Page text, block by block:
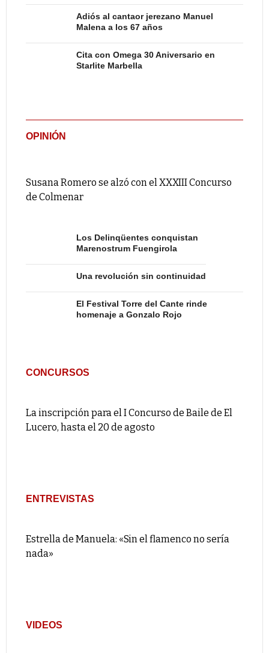
Adiós al cantaor jerezano Manuel
Malena a los 67 años
Cita con Omega 30 Aniversario en
Starlite Marbella
OPINIÓN
Susana Romero se alzó con el XXXIII Concurso
de Colmenar
Los Delinqüentes conquistan
Marenostrum Fuengirola
Una revolución sin continuidad
El Festival Torre del Cante rinde
homenaje a Gonzalo Rojo
CONCURSOS
La inscripción para el I Concurso de Baile de El
Lucero, hasta el 20 de agosto
ENTREVISTAS
Estrella de Manuela: «Sin el flamenco no sería
nada»
VIDEOS